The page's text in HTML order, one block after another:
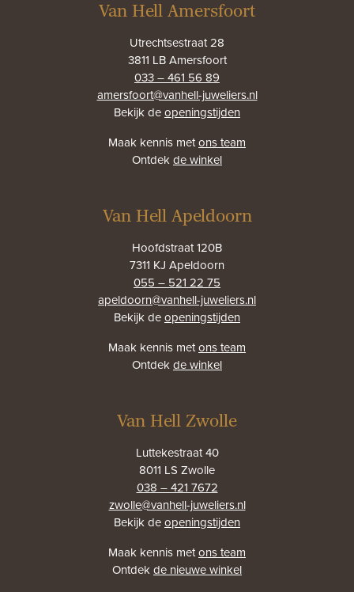
Van Hell Amersfoort
Utrechtsestraat 28
3811 LB Amersfoort
033 – 461 56 89
amersfoort@vanhell-juweliers.nl
Bekijk deopeningstijden
Maak kennis metons team
Ontdekde winkel
Van Hell Apeldoorn
Hoofdstraat 120B
7311 KJ Apeldoorn
055 – 521 22 75
apeldoorn@vanhell-juweliers.nl
Bekijk deopeningstijden
Maak kennis metons team
Ontdekde winkel
Van Hell Zwolle
Luttekestraat 40
8011 LS Zwolle
038 – 421 7672
zwolle@vanhell-juweliers.nl
Bekijk deopeningstijden
Maak kennis metons team
Ontdekde nieuwe winkel